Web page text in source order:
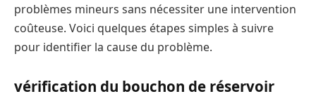
problèmes mineurs sans nécessiter une intervention
coûteuse. Voici quelques étapes simples à suivre
pour identifier la cause du problème.
vérification du bouchon de réservoir